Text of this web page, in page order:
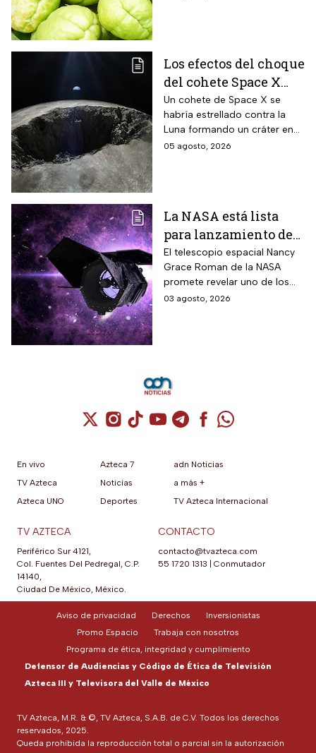
Los efectos del choque
del cohete Space X
contra la Luna
Un cohete de Space X se
habría estrellado contra la
Luna formando un cráter en
nuestro satélite natural, ¿qué
05 agosto, 2026
La NASA está lista
para lanzamiento del
telescopio espacial
Nancy Grace Roman
El telescopio espacial Nancy
Grace Roman de la NASA
promete revelar uno de los
misterios más grandes del
03 agosto, 2026
Cuenta de X / Twitter (se abre en una
Cuenta de Instagram (se abre en una
Cuenta de TikTok (se abre en
Cuenta de YouTube (se abre
Cuenta de Telegram (se
Cuenta de
Cuenta de
En vivo
TV Azteca
Azteca UNO
Azteca 7
Noticias
Deportes
adn Noticias
a más +
TV Azteca Internacional
TV AZTECA
Periférico Sur 4121,
Col. Fuentes Del Pedregal, C.P.
14140,
Ciudad De México, México.
CONTACTO
contacto@tvazteca.com
55 1720 1313
Conmutador
TV Azteca, M.R. & ©, TV Azteca, S.A.B. de C.V. Todos los derechos
reservados, 2025.
Queda prohibida la reproducción total o parcial sin la autorización
Aviso de privacidad Derechos
Inversionistas
Promo Espacio
Trabaja con nosotros
Programa de ética, integridad y cumplimiento
Defensor de Audiencias y Código de Ética de Televisión
Azteca III y Televisora del Valle de México